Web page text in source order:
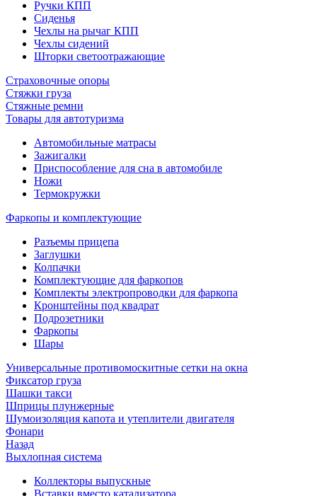
Ручки КПП
Сиденья
Чехлы на рычаг КПП
Чехлы сидений
Шторки светоотражающие
Страховочные опоры
Стяжки груза
Стяжные ремни
Товары для автотуризма
Автомобильные матрасы
Зажигалки
Приспособление для сна в автомобиле
Ножи
Термокружки
Фаркопы и комплектующие
Разъемы прицепа
Заглушки
Колпачки
Комплектующие для фаркопов
Комплекты электропроводки для фаркопа
Кронштейны под квадрат
Подрозетники
Фаркопы
Шары
Универсальные противомоскитные сетки на окна
Фиксатор груза
Шашки такси
Шприцы плунжерные
Шумоизоляция капота и утеплители двигателя
Фонари
Назад
Выхлопная система
Коллекторы выпускные
Вставки вместо катализатора